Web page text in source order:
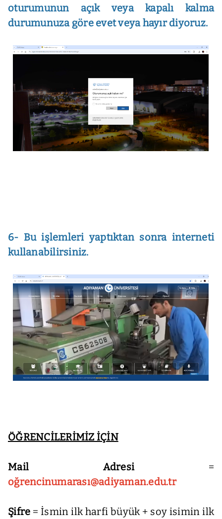
oturumunun açık veya kapalı kalma
durumunuza göre evet veya hayır diyoruz.
6- Bu işlemleri yaptıktan sonra interneti
kullanabilirsiniz.
ÖĞRENCİLERİMİZ İÇİN
Mail Adresi=
oğrencinumarası@adiyaman.edu.tr
Şifre = İsmin ilk harfi büyük + soy isimin ilk